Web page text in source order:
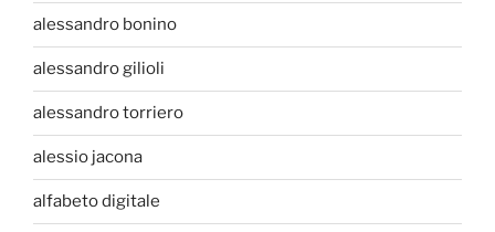
alessandro bonino
alessandro gilioli
alessandro torriero
alessio jacona
alfabeto digitale